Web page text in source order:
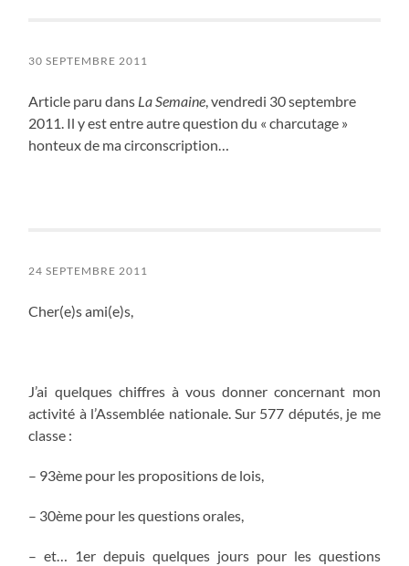
30 SEPTEMBRE 2011
Article paru dans La Semaine, vendredi 30 septembre
2011. Il y est entre autre question du « charcutage »
honteux de ma circonscription…
24 SEPTEMBRE 2011
Cher(e)s ami(e)s,
J’ai quelques chiffres à vous donner concernant mon
activité à l’Assemblée nationale. Sur 577 députés, je me
classe :
– 93ème pour les propositions de lois,
– 30ème pour les questions orales,
– et… 1er depuis quelques jours pour les questions